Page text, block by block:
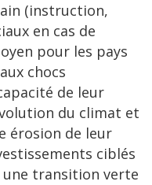
(instruction,
en cas de
pour les pays
chocs
de leur
du climat et
érosion de leur
ciblés
transition verte